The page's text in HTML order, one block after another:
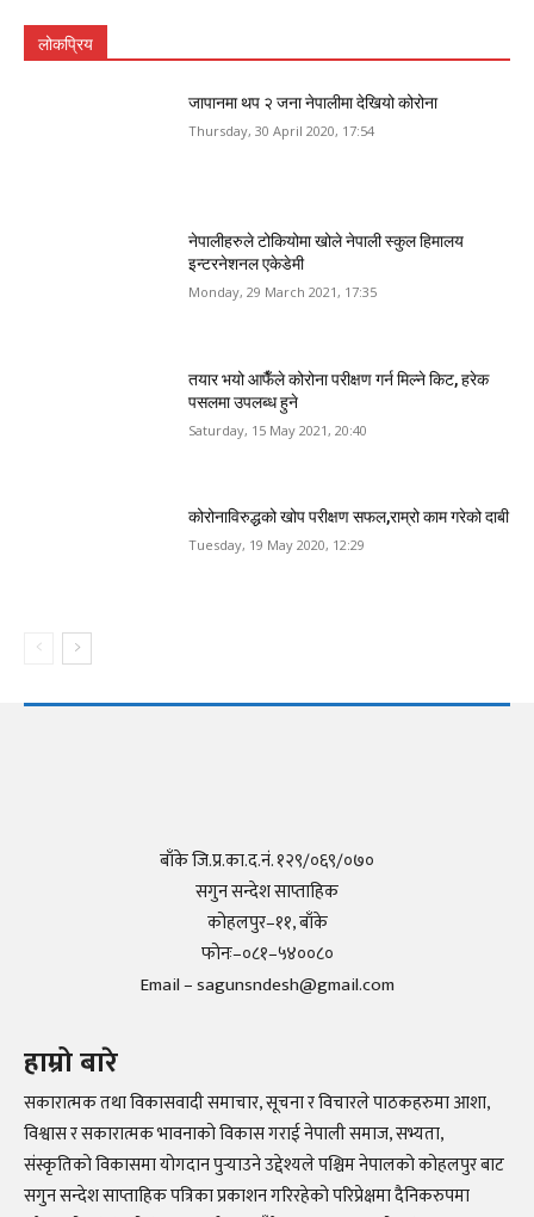
लोकप्रिय
जापानमा थप २ जना नेपालीमा देखियो कोरोना
Thursday, 30 April 2020, 17:54
नेपालीहरुले टोकियोमा खोले नेपाली स्कुल हिमालय
इन्टरनेशनल एकेडेमी
Monday, 29 March 2021, 17:35
तयार भयो आफैँले कोरोना परीक्षण गर्न मिल्ने किट, हरेक
पसलमा उपलब्ध हुने
Saturday, 15 May 2021, 20:40
कोरोनाविरुद्धको खोप परीक्षण सफल,राम्रो काम गरेको दाबी
Tuesday, 19 May 2020, 12:29
बाँके जि.प्र.का.द.नं. १२९/०६९/०७०
सगुन सन्देश साप्ताहिक
कोहलपुर–११, बाँके
फोनः–०८१–५४००८०
Email – sagunsndesh@gmail.com
हाम्रो बारे
सकारात्मक तथा विकासवादी समाचार, सूचना र विचारले पाठकहरुमा आशा,
विश्वास र सकारात्मक भावनाको विकास गराई नेपाली समाज, सभ्यता,
संस्कृतिको विकासमा योगदान पुर्‍याउने उद्देश्यले पश्चिम नेपालको कोहलपुर बाट
सगुन सन्देश साप्ताहिक पत्रिका प्रकाशन गरिरहेको परिप्रेक्षमा दैनिकरुपमा